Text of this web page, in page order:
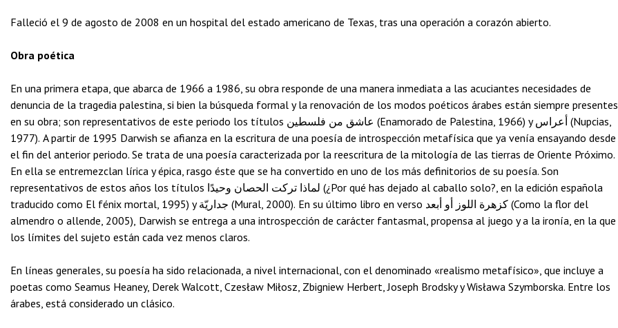
Falleció el 9 de agosto de 2008 en un hospital del estado americano de Texas, tras una operación a corazón abierto.
Obra poética
En una primera etapa, que abarca de 1966 a 1986, su obra responde de una manera inmediata a las acuciantes necesidades de
denuncia de la tragedia palestina, si bien la búsqueda formal y la renovación de los modos poéticos árabes están siempre presentes
en su obra; son representativos de este periodo los títulos عاشق من فلسطين (Enamorado de Palestina, 1966) y أعراس (Nupcias,
1977). A partir de 1995 Darwish se afianza en la escritura de una poesía de introspección metafísica que ya venía ensayando desde
el fin del anterior periodo. Se trata de una poesía caracterizada por la reescritura de la mitología de las tierras de Oriente Próximo.
En ella se entremezclan lírica y épica, rasgo éste que se ha convertido en uno de los más definitorios de su poesía. Son
representativos de estos años los títulos لماذا تركت الحصان وحيدًا (¿Por qué has dejado al caballo solo?, en la edición española
traducido como El fénix mortal, 1995) y جداريّة (Mural, 2000). En su último libro en verso كزهرة اللوز أو أبعد (Como la flor del
almendro o allende, 2005), Darwish se entrega a una introspección de carácter fantasmal, propensa al juego y a la ironía, en la que
los límites del sujeto están cada vez menos claros.
En líneas generales, su poesía ha sido relacionada, a nivel internacional, con el denominado «realismo metafísico», que incluye a
poetas como Seamus Heaney, Derek Walcott, Czesław Miłosz, Zbigniew Herbert, Joseph Brodsky y Wisława Szymborska. Entre los
árabes, está considerado un clásico.